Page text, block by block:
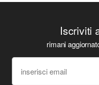
Iscriviti
rimani